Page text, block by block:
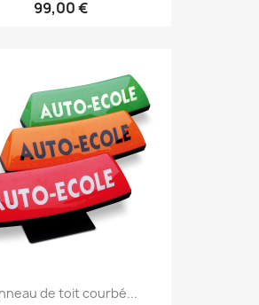
99,00 €
de toit courbé...